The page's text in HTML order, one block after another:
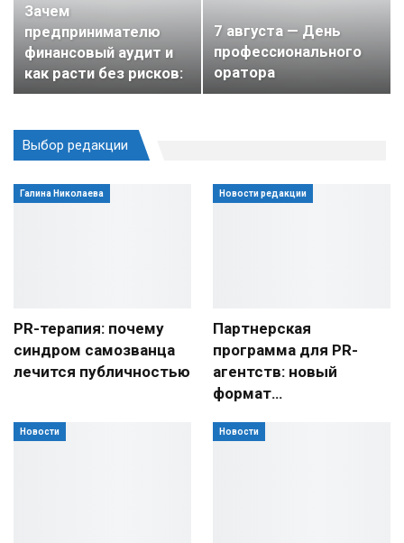
Зачем
предпринимателю
финансовый аудит и
как расти без рисков:
…
7 августа — День
профессионального
оратора
Выбор редакции
Галина Николаева
PR-терапия: почему
синдром самозванца
лечится публичностью
Новости редакции
Партнерская
программа для PR-
агентств: новый
формат…
Новости Новости